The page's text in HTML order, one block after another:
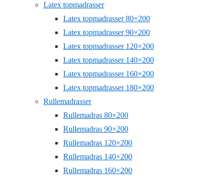
Latex topmadrasser
Latex topmadrasser 80×200
Latex topmadrasser 90×200
Latex topmadrasser 120×200
Latex topmadrasser 140×200
Latex topmadrasser 160×200
Latex topmadrasser 180×200
Rullemadrasser
Rullemadras 80×200
Rullemadras 90×200
Rullemadras 120×200
Rullemadras 140×200
Rullemadras 160×200